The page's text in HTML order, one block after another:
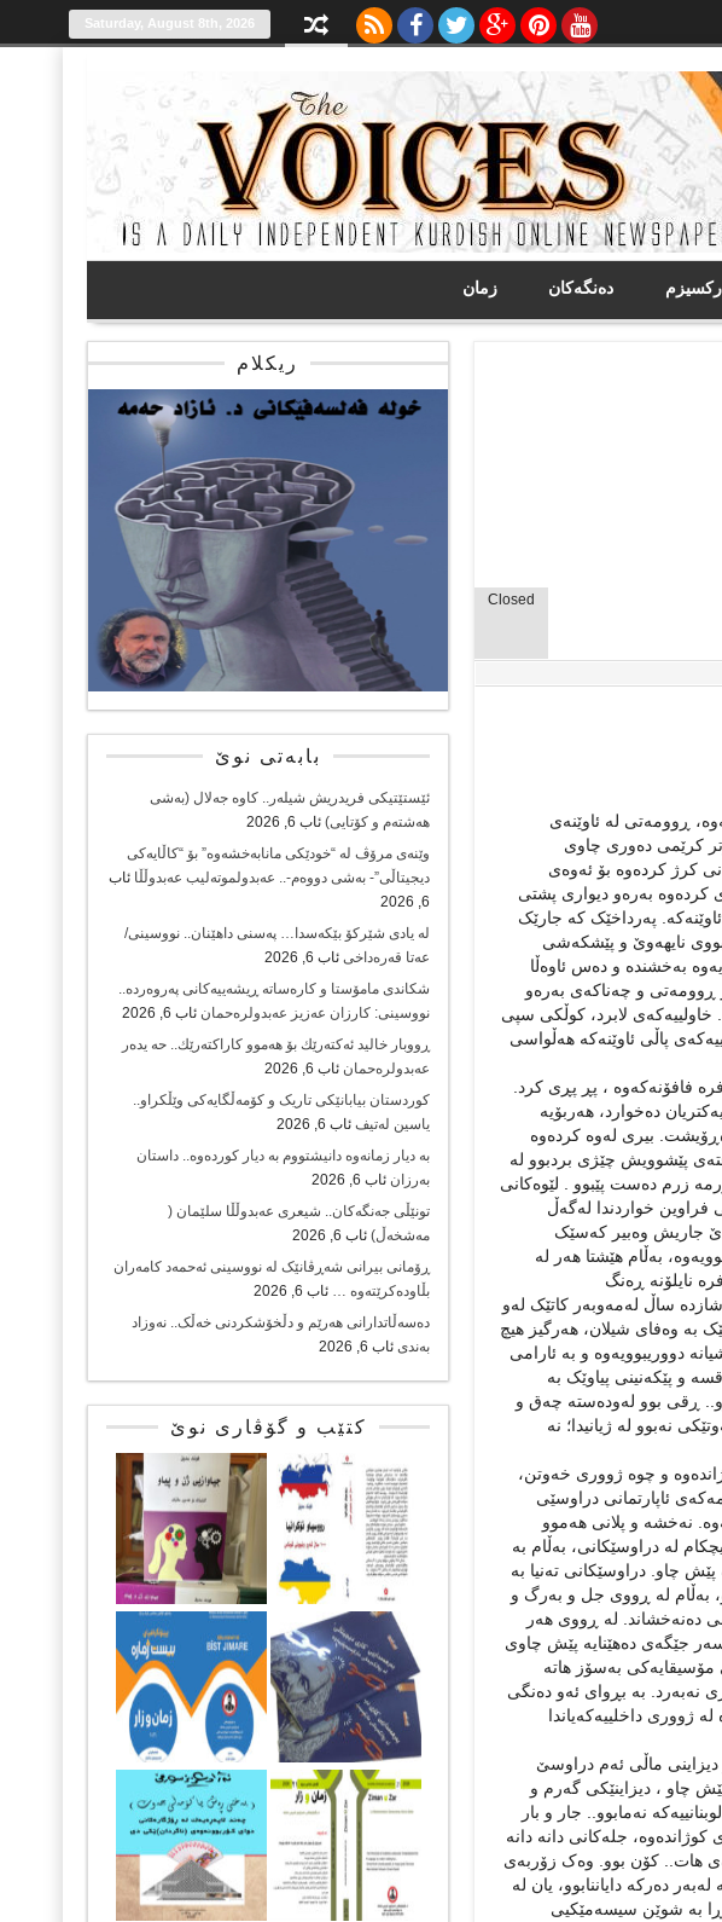
Saturday, August 8th, 2026
دەنگەکان زمان
Closed
ڕوومه‌تی له ‌ئاوێنه‌ی
کرێمی ده‌وری چاوی
کرژ ‌کرده‌وه‌ بۆ ئه‌وه‌ی
کرده‌وه‌ به‌ره‌و دیواری پشتی
پەرداخێک کە جارێک
نایهەوێ و پێشکەشی
بەخشندە و دەس ئاوەڵا
ڕوومه‌تی و چه‌ناکه‌ی به‌ره‌و
لابرد، کوڵکی سپی
پاڵی ئاوێنه‌که‌ هه‌ڵواسی
فافۆنه‌کەوە‌ ، پڕ پڕی کرد.
ده‌خوارد، هه‌ربۆیه‌
بیری له‌وه‌ کرده‌وه‌
پێشوویش چێژی بردبوو لە
زرم دەست پێبوو . لێوه‌کانی
خواردندا لەگەڵ
جاریش وەبیر کەسێک
بەڵام هێشتا هەر لە
نایلۆنه‌ ڕەنگ
ساڵ له‌مه‌وبه‌ر کاتێک له‌و
به‌ وه‌فای شیلان، هه‌رگیز هیچ
دووریبوویه‌وه‌ و به‌ ئارامی
و پێکه‌نینی پیاوێک به‌
ڕقی بوو له‌وده‌سته‌ چه‌ق و
نەبوو لە ژیانیدا؛ نه
و چوه‌ ژووری خه‌وتن،
ئاپارتمانی دراوسێی
نه‌خشه‌ و پلانی هه‌موو
له‌ دراوسێکانی، به‌ڵام به‌
چاو. دراوسێکانی ته‌نیا به‌
به‌ڵام له‌ ڕووی جل و به‌رگ و
ده‌نه‌خشاند. لە ڕووی هەر
جێگەی دەهێنایە‌ پێش چاوی
مۆسیقایەکی بەسۆز هاتە
نەبەرد. بە بڕوای ئەو دەنگی
ژووری داخلییەکەیاندا
ماڵی ئه‌م دراوسێ
چاو ، دیزاینێکی گه‌رم و
نه‌مابوو.. جار و بار
جله‌کانی دانه‌ دانه‌
هات.. کۆن بوو. وه‌ک زۆربه‌ی
ده‌رکه‌ دایاننابوو، یان له‌
بە شوێن سیسەمێکیی
ریکلام
بابەتی نوێ
ئێستێتیکی فریدریش شیلەر.. کاوە جەلال (بەشی
هەشتەم و کۆتایی) ئاب 6, 2026
وێنەی مرۆڤ لە “خودێکی مانابەخشەوە” بۆ “کاڵایەکی
دیجیتاڵی”- بەشی دووەم-.. عەبدولموتەلیب عەبدوڵڵا ئاب
6, 2026
لە یادی شێرکۆ بێکەسدا… پەسنی داهێنان.. نووسینی/
عەتا قەرەداخی ئاب 6, 2026
شکاندی مامۆستا و کارەساتە ڕیشەییەکانی پەروەردە..
نووسینی: کارزان عەزیز عەبدولرەحمان ئاب 6, 2026
ڕووبار خالید ئەكتەرێك بۆ هەموو كاراكتەرێك.. حه یدەر
عەبدولرەحمان ئاب 6, 2026
کوردستان بیابانێکی تاریک و کۆمەڵگایەکی وێڵکراو..
یاسین لەتیف ئاب 6, 2026
بە دیار زمانەوە دانیشتووم بە دیار کوردەوە.. داستان
بەرزان ئاب 6, 2026
تونێڵی جەنگەکان.. شیعری عەبدوڵڵا سلێمان (
مەشخەڵ) ئاب 6, 2026
ڕۆمانی بیرانی شەڕڤانێک لە نووسینی ئەحمەد کامەران
بڵاودەکرێتەوە … ئاب 6, 2026
دەسەڵاتدارانی هەرێم و دڵخۆشکردنی خەڵک.. نەوزاد
بەندی ئاب 6, 2026
کتێب و گۆڤاری نوێ